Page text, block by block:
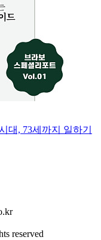
대, 73세까지 일하기
reserved